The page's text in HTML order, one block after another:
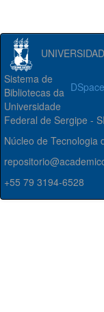
Sistema de
Bibliotecas da
Universidade
Federal de Sergipe -
Núcleo de Tecnologia
+55 79 3194-6528